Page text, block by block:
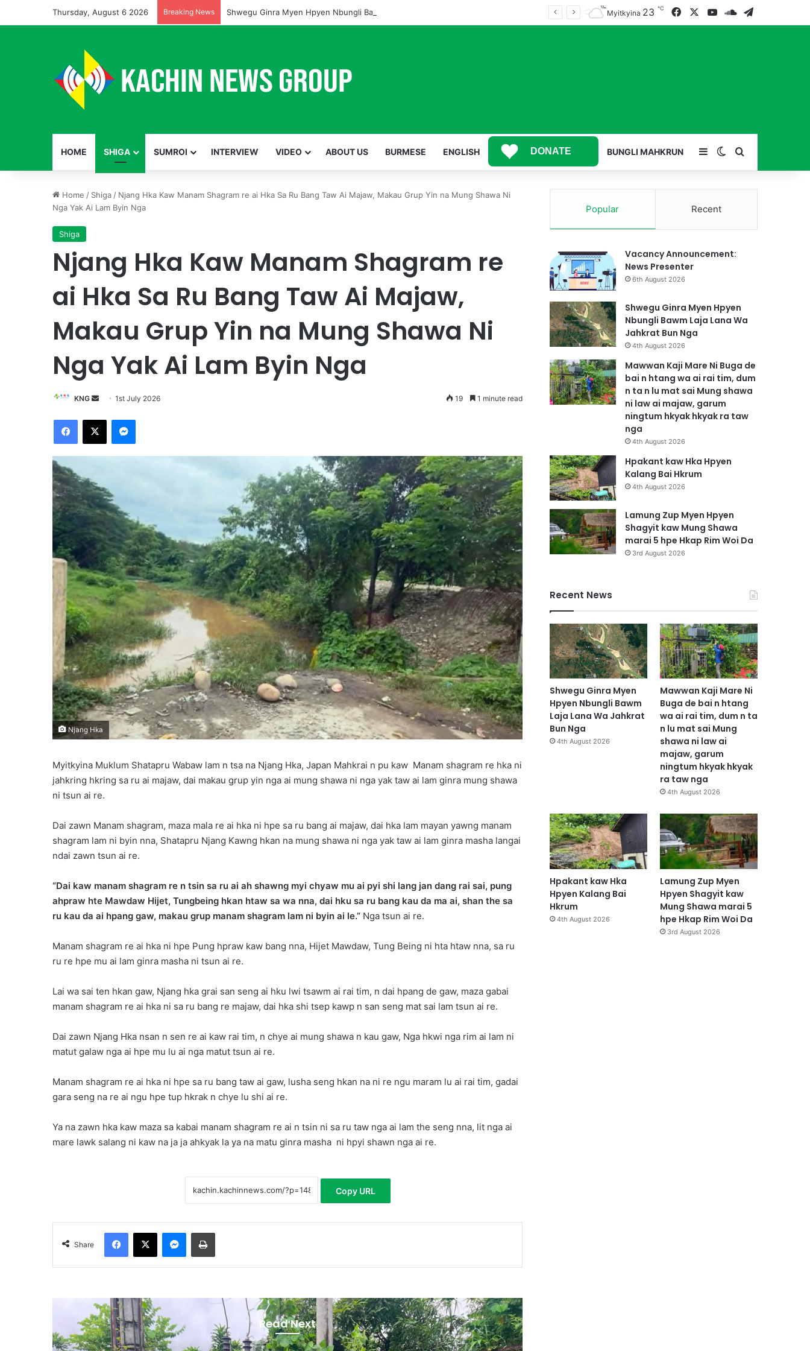
Thursday, August 6 2026 Breaking News Shwegu Ginra Myen Hpyen Nbungli Bawm Laja Lana Wa Jahkrat Bun Nga Myitkyina 23 ℃ FacebookYouTube
SoundCloud
HOME SHIGA SUMROI INTERVIEW VIDEO ABOUT US BURMESE ENGLISH DONATE BUNGLI MAHKRUN SidebarSwitch skin
Search for
Home / Shiga / Njang Hka Kaw Manam Shagram re ai Hka Sa Ru Bang Taw Ai Majaw, Makau Grup Yin na Mung Shawa Ni
Nga Yak Ai Lam Byin Nga
Shiga
Njang Hka Kaw Manam Shagram re
ai Hka Sa Ru Bang Taw Ai Majaw,
Makau Grup Yin na Mung Shawa Ni
Nga Yak Ai Lam Byin Nga
KNG
d
a
e
m
a
i
l
1st July 2026 19 1 minute read
Njang Hka
Myitkyina Muklum Shatapru Wabaw lam n tsa na Njang Hka, Japan Mahkrai n pu kaw Manam shagram re hka ni
jahkring hkring sa ru ai majaw, dai makau grup yin nga ai mung shawa ni nga yak taw ai lam ginra mung shawa
ni tsun ai re.
Dai zawn Manam shagram, maza mala re ai hka ni hpe sa ru bang ai majaw, dai hka lam mayan yawng manam
shagram lam ni byin nna, Shatapru Njang Kawng hkan na mung shawa ni nga yak taw ai lam ginra masha langai
ndai zawn tsun ai re.
“Dai kaw manam shagram re n tsin sa ru ai ah shawng myi chyaw mu ai pyi shi lang jan dang rai sai, pung
ahpraw hte Mawdaw Hijet, Tungbeing hkan htaw sa wa nna, dai hku sa ru bang kau da ma ai, shan the sa
ru kau da ai hpang gaw, makau grup manam shagram lam ni byin ai le.” Nga tsun ai re.
Manam shagram re ai hka ni hpe Pung hpraw kaw bang nna, Hijet Mawdaw, Tung Being ni hta htaw nna, sa ru
ru re hpe mu ai lam ginra masha ni tsun ai re.
Lai wa sai ten hkan gaw, Njang hka grai san seng ai hku lwi tsawm ai rai tim, n dai hpang de gaw, maza gabai
manam shagram re ai hka ni sa ru bang re majaw, dai hka shi tsep kawp n san seng mat sai lam tsun ai re.
Dai zawn Njang Hka nsan n sen re ai kaw rai tim, n chye ai mung shawa n kau gaw, Nga hkwi nga rim ai lam ni
matut galaw nga ai hpe mu lu ai nga matut tsun ai re.
Manam shagram re ai hka ni hpe sa ru bang taw ai gaw, lusha seng hkan na ni re ngu maram lu ai rai tim, gadai
gara seng na re ai ngu hpe tup hkrak n chye lu shi ai re.
Ya na zawn hka kaw maza sa kabai manam shagram re ai n tsin ni sa ru taw nga ai lam the seng nna, lit nga ai
mare lawk salang ni kaw na ja ja ahkyak la ya na matu ginra masha ni hpyi shawn nga ai re.
Copy URL
Share
Read Next
Popular Recent
Vacancy Announcement:
News Presenter
6th August 2026
Shwegu Ginra Myen Hpyen
Nbungli Bawm Laja Lana Wa
Jahkrat Bun Nga
4th August 2026
Mawwan Kaji Mare Ni Buga de
bai n htang wa ai rai tim, dum
n ta n lu mat sai Mung shawa
ni law ai majaw, garum
ningtum hkyak hkyak ra taw
nga
4th August 2026
Hpakant kaw Hka Hpyen
Kalang Bai Hkrum
4th August 2026
Lamung Zup Myen Hpyen
Shagyit kaw Mung Shawa
marai 5 hpe Hkap Rim Woi Da
3rd August 2026
Recent News
Shwegu Ginra Myen
Hpyen Nbungli Bawm
Laja Lana Wa Jahkrat
Bun Nga
4th August 2026
Mawwan Kaji Mare Ni
Buga de bai n htang
wa ai rai tim, dum n ta
n lu mat sai Mung
shawa ni law ai
majaw, garum
ningtum hkyak hkyak
ra taw nga
4th August 2026
Hpakant kaw Hka
Hpyen Kalang Bai
Hkrum
4th August 2026
Lamung Zup Myen
Hpyen Shagyit kaw
Mung Shawa marai 5
hpe Hkap Rim Woi Da
3rd August 2026